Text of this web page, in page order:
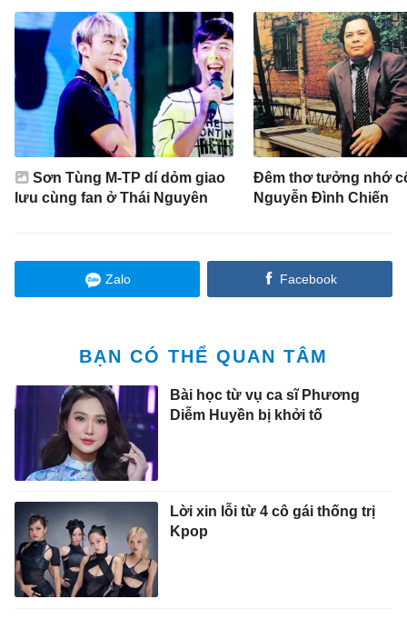
Sơn Tùng M-TP dí dỏm giao
lưu cùng fan ở Thái Nguyên
Đêm thơ tưởng nhớ
Nguyễn Đình Chiến
Zalo Facebook
BẠN CÓ THỂ QUAN TÂM
Bài học từ vụ ca sĩ Phương
Diễm Huyền bị khởi tố
Lời xin lỗi từ 4 cô gái thống trị
Kpop